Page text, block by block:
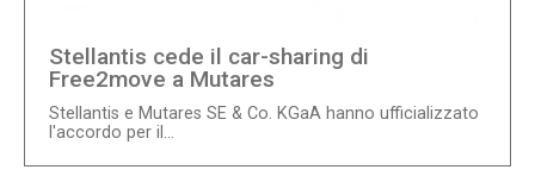
Stellantis cede il car-sharing di
Free2move a Mutares
Stellantis e Mutares SE & Co. KGaA hanno ufficializzato
l'accordo per il...